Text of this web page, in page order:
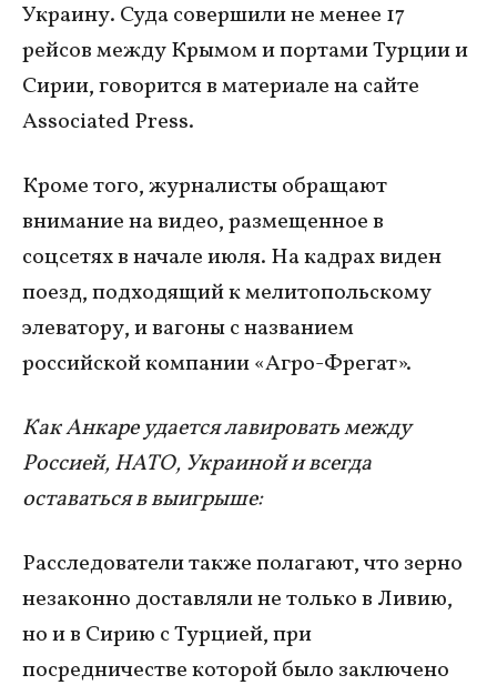
Украину. Суда совершили не менее 17
рейсов между Крымом и портами Турции и
Сирии, говорится в материале на сайте
Associated Press.
Кроме того, журналисты обращают
внимание на видео, размещенное в
соцсетях в начале июля. На кадрах виден
поезд, подходящий к мелитопольскому
элеватору, и вагоны с названием
российской компании «Агро-Фрегат».
Как Анкаре удается лавировать между
Россией, НАТО, Украиной и всегда
оставаться в выигрыше:
Расследователи также полагают, что зерно
незаконно доставляли не только в Ливию,
но и в Сирию с Турцией, при
посредничестве которой было заключено